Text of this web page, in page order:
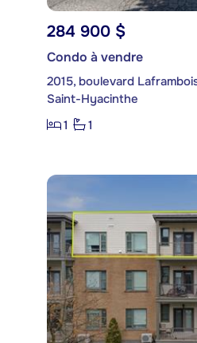
284 900 $
Condo à vendre
2015, boulevard
Saint-Hyacinthe
1
1